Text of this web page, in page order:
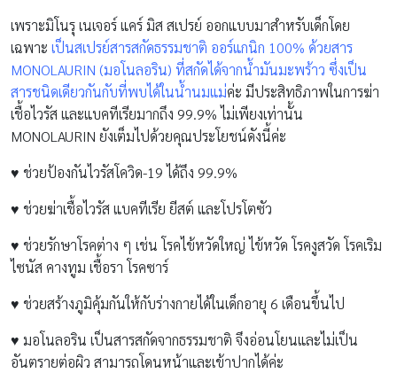
เพราะมิโนรุ เนเจอร์ แคร์ มิส สเปรย์ ออกแบบมาสำหรับเด็กโดย
เฉพาะ เป็นสเปรย์สารสกัดธรรมชาติ ออร์แกนิก 100% ด้วยสาร
MONOLAURIN (มอโนลอริน) ที่สกัดได้จากน้ำมันมะพร้าว ซึ่งเป็น
สารชนิดเดียวกันกับที่พบได้ในน้ำนมแม่ค่ะ มีประสิทธิภาพในการฆ่า
เชื้อไวรัส และแบคทีเรียมากถึง 99.9% ไม่เพียงเท่านั้น
MONOLAURIN ยังเต็มไปด้วยคุณประโยชน์ดังนี้ค่ะ
♥ ช่วยป้องกันไวรัสโควิด-19 ได้ถึง 99.9%
♥ ช่วยฆ่าเชื้อไวรัส แบคทีเรีย ยีสต์ และโปรโตซัว
♥ ช่วยรักษาโรคต่าง ๆ เช่น โรคไข้หวัดใหญ่ ไข้หวัด โรคงูสวัด โรคเริม
ไซนัส คางทูม เชื้อรา โรคซาร์
♥ ช่วยสร้างภูมิคุ้มกันให้กับร่างกายได้ในเด็กอายุ 6 เดือนขึ้นไป
♥ มอโนลอริน เป็นสารสกัดจากธรรมชาติ จึงอ่อนโยนและไม่เป็น
อันตรายต่อผิว สามารถโดนหน้าและเข้าปากได้ค่ะ